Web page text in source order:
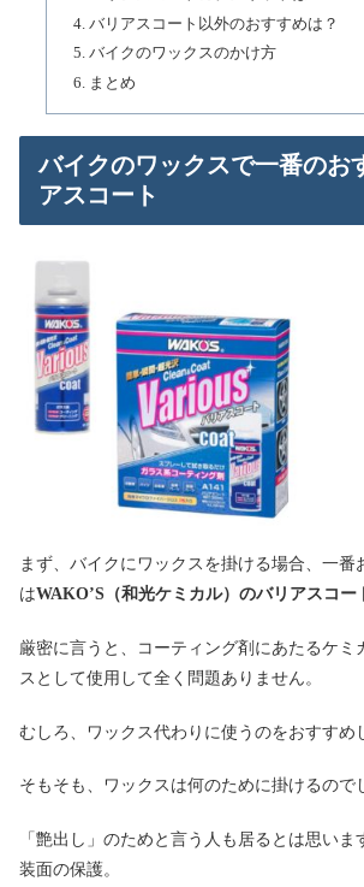
バリアスコート以外のおすすめは？
バイクのワックスのかけ方
まとめ
バイクのワックスで一番のお
アスコート
まず、バイクにワックスを掛ける場合、一番
はWAKO’S（和光ケミカル）のバリアスコー
厳密に言うと、コーティング剤にあたるケミ
スとして使用して全く問題ありません。
むしろ、ワックス代わりに使うのをおすすめ
そもそも、ワックスは何のために掛けるので
「艶出し」のためと言う人も居るとは思いま
装面の保護。